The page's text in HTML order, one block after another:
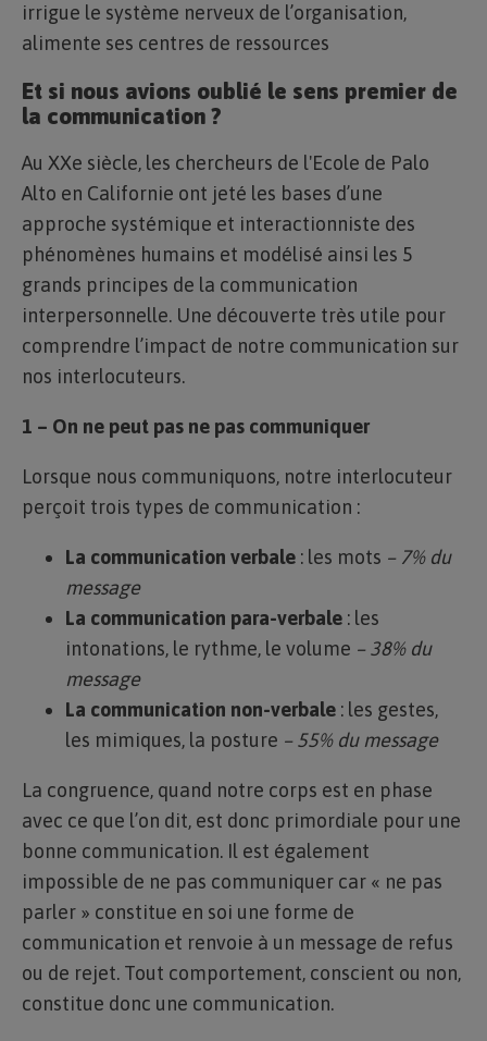
irrigue le système nerveux de l’organisation,
alimente ses centres de ressources
Et si nous avions oublié le sens premier de
la communication ?
Au XXe siècle, les chercheurs de l'Ecole de Palo
Alto en Californie ont jeté les bases d’une
approche systémique et interactionniste des
phénomènes humains et modélisé ainsi les 5
grands principes de la communication
interpersonnelle. Une découverte très utile pour
comprendre l’impact de notre communication sur
nos interlocuteurs.
1 – On ne peut pas ne pas communiquer
Lorsque nous communiquons, notre interlocuteur
perçoit trois types de communication :
La communication verbale : les mots – 7% du
message
La communication para-verbale : les
intonations, le rythme, le volume – 38% du
message
La communication non-verbale : les gestes,
les mimiques, la posture – 55% du message
La congruence, quand notre corps est en phase
avec ce que l’on dit, est donc primordiale pour une
bonne communication. Il est également
impossible de ne pas communiquer car « ne pas
parler » constitue en soi une forme de
communication et renvoie à un message de refus
ou de rejet. Tout comportement, conscient ou non,
constitue donc une communication.